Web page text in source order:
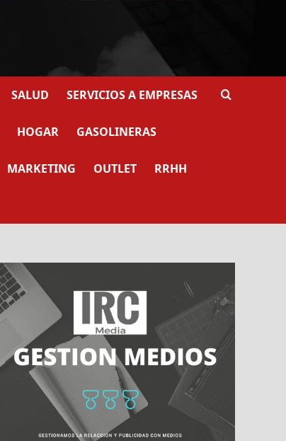
SALUD SERVICIOS A EMPRESAS
HOGAR GASOLINERAS
MARKETING OUTLET RRHH